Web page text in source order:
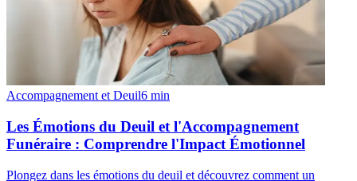
Accompagnement et Deuil6 min
Les Émotions du Deuil et l'Accompagnement
Funéraire : Comprendre l'Impact Émotionnel
Plongez dans les émotions du deuil et découvrez comment un